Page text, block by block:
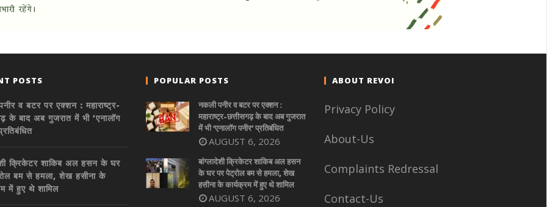
POSTS
व बटर पर एक्शन : महाराष्ट्र-
के बाद अब गुजरात में भी ‘एनालॉग
क्रिकेटर शाकिब अल हसन के घर
बम से हमला, शेख हसीना के
में हुए थे शामिल
POPULAR POSTS
नकली पनीर व बटर पर एक्शन :
महाराष्ट्र-छत्तीसगढ़ के बाद अब गुजरात
में भी ‘एनालॉग पनीर’ प्रतिबंधित
AUGUST 6, 2026
बांग्लादेशी क्रिकेटर शाकिब अल हसन
के घर पर पेट्रोल बम से हमला, शेख
हसीना के कार्यक्रम में हुए थे शामिल
AUGUST 6, 2026
ABOUT REVOI
Privacy Policy
About-Us
Complaints Redressal
Contact-Us